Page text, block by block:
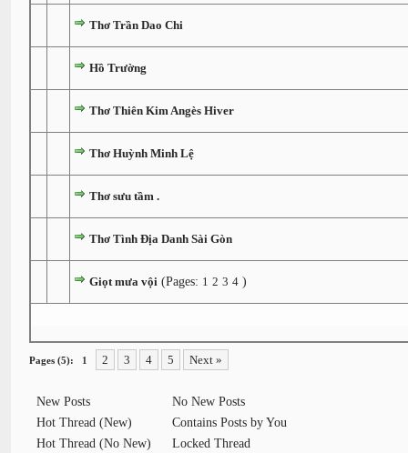
Thơ Trần Dao Chi
Hồ Trường
Thơ Thiên Kim Angès Hiver
Thơ Huỳnh Minh Lệ
Thơ sưu tầm .
Thơ Tình Địa Danh Sài Gòn
Giọt mưa vội (Pages: 1 2 3 4 )
Pages (5): 1 2 3 4 5 Next »
New Posts
Hot Thread (New)
Hot Thread (No New)
No New Posts
Contains Posts by You
Locked Thread